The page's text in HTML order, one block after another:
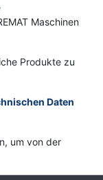
Maschinen
Produkte zu
Daten
um von der